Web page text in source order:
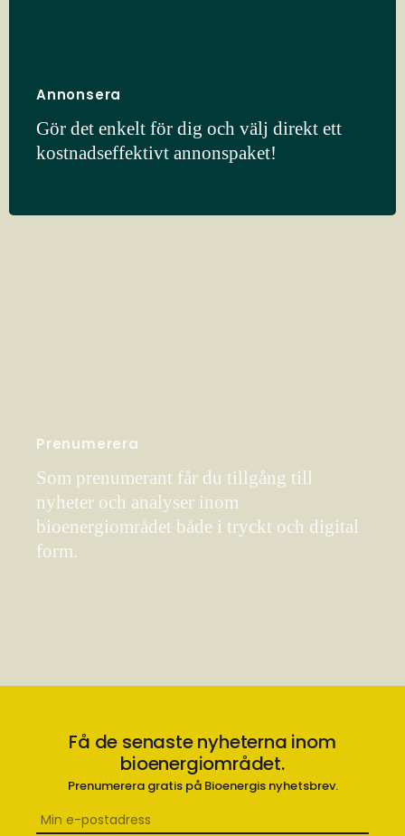
Annonsera
Gör det enkelt för dig och välj direkt ett
kostnadseffektivt annonspaket!
Prenumerera
Som prenumerant får du tillgång till
nyheter och analyser inom
bioenergiområdet både i tryckt och digital
form.
Få de senaste nyheterna inom
bioenergiområdet.
Prenumerera gratis på Bioenergis nyhetsbrev.